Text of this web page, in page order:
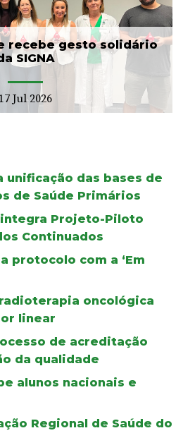
recebe gesto solidário
SIGNA
Jul 2026
unificação das bases de
de Saúde Primários
integra Projeto-Piloto
Continuados
protocolo com a ‘Em
oncológica
linear
de acreditação
da qualidade
alunos nacionais e
Regional de Saúde do